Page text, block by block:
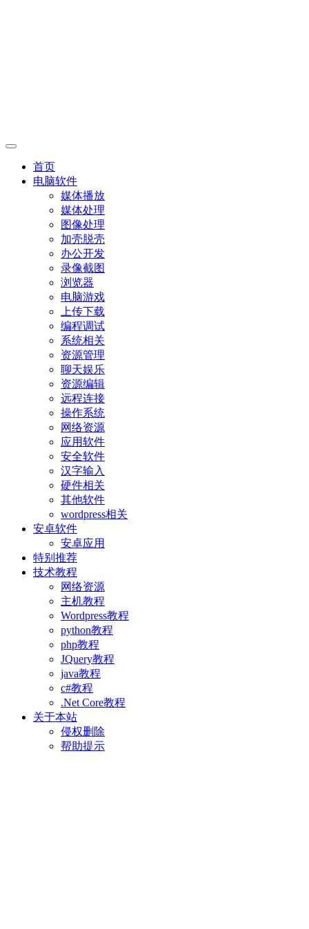
首页
电脑软件
媒体播放
媒体处理
图像处理
加壳脱壳
办公开发
录像截图
浏览器
电脑游戏
上传下载
编程调试
系统相关
资源管理
聊天娱乐
资源编辑
远程连接
操作系统
网络资源
应用软件
安全软件
汉字输入
硬件相关
其他软件
wordpress相关
安卓软件
安卓应用
特别推荐
技术教程
网络资源
主机教程
Wordpress教程
python教程
php教程
JQuery教程
java教程
c#教程
.Net Core教程
关于本站
侵权删除
帮助提示